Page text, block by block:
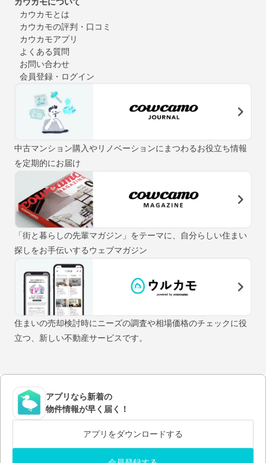
カウカモとは
カウカモの評判・口コミ
カウカモアプリ
よくある質問
お問い合わせ
会員登録・ログイン
中古マンション購入やリノベーションにまつわるお役立ち情報
を定期的にお届け
「街と暮らしの先輩マガジン」をテーマに、自分らしい住まい
探しをお手伝いするウェブマガジン
住まいの売却検討時にニーズの調査や相場価格のチェックに役
立つ、新しい不動産サービスです。
アプリなら新着の
物件情報が早く届く！
アプリをダウンロードする